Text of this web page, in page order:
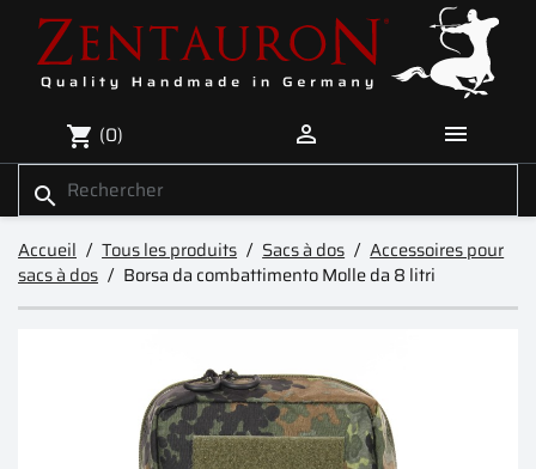
shopping_cart (0)  
search
Accueil Tous les produits Sacs à dos
Accessoires pour
sacs à dos
Borsa da combattimento Molle da 8 litri